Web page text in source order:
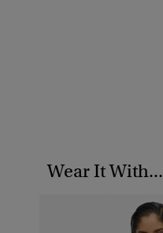
Wear It With...